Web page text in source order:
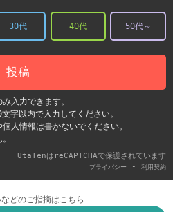
30代 40代 50代～
投稿
入力できます。
字以内で入力してください。
人情報は書かないでください。
UtaTenはreCAPTCHAで保護されています
プライバシー - 利用契約
どのご指摘はこちら